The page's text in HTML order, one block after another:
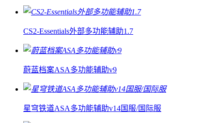
CS2-Essentials外部多功能辅助1.7
蔚蓝档案ASA多功能辅助v9
星穹铁道ASA多功能辅助v14国服/国际服